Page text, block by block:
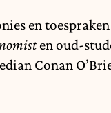
en
en oud-
Conan